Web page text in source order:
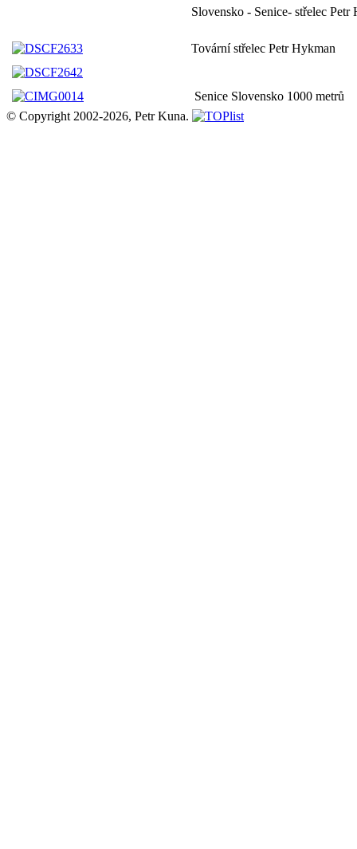
Slovensko - Senice- střelec Petr
Tovární střelec Petr Hykman
Senice Slovensko 1000 metrů
© Copyright 2002-2026, Petr Kuna.